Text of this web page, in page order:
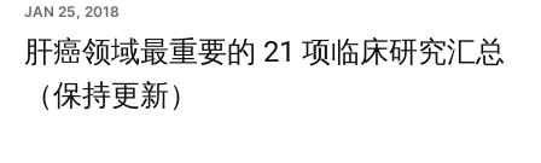
JAN 25, 2018
肝癌领域最重要的 21 项临床研究汇总
（保持更新）